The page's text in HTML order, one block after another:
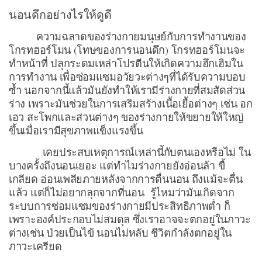
นอนดึกอย่างไรให้ดูดี
ความฉลาดของร่างกายมนุษย์กับการทำงานของ
โกรทฮอร์โมน (โทษของการนอนดึก) โกรทฮอร์โมนจะ
ทำหน้าที่ ปลุกระดมเหล่าโปรตีนให้เกิดความฮึกเฮิมใน
การทำงาน เพื่อซ่อมแซมอวัยวะต่างๆที่ได้รับความบอบ
ซ้ำ นอกจากนี้แล้วมันยังทำให้เรามีร่างกายที่สมสัดส่วน
ร่าง เพราะมันช่วยในการเสริมสร้างเนื้อเยื้อต่างๆ เช่น อก
เอว สะโพกและส่วนต่างๆ ของร่างกายให้ขยายให้ใหญ่
ขึ้นเมื่อเรามีสุขภาพแข็งแรงขึ้น
เคยประสบเหตุการณ์เหล่านี้กับตนเองหรือไม่ ใน
บางครั้งถึงนอนเยอะ แต่ทำไมร่างกายยังอ่อนล้า ขี้
เกลียด อ่อนเพลียภายหลังจากการตื่นนอน ถึงแม้จะตื่น
แล้ว แต่ก็ไม่อยากลุกจากที่นอน รู้ไหมว่ามันเกิดจาก
ระบบการซ่อมแซมของร่างกายมีประสิทธิภาพต่ำ ก็
เพราะองค์ประกอบไม่สมดุล ซึ่งเราอาจจะตกอยู่ในภาวะ
ต่างเช่น ป่วยเป็นไข้ นอนไม่หลับ ชีวิตกำลังตกอยู่ใน
ภาวะเครียด